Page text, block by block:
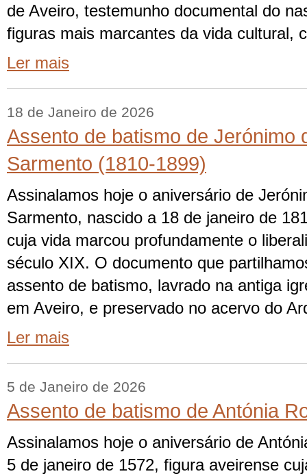
de Aveiro, testemunho documental do
figuras mais marcantes da vida cultural,
Ler mais
18 de Janeiro de 2026
Assento de batismo de Jerónimo
Sarmento (1810-1899)
Assinalamos hoje o aniversário de
Sarmento, nascido a 18 de janeiro de
cuja vida marcou profundamente o
século XIX. O documento que
assento de batismo, lavrado na antiga
em Aveiro, e preservado no acervo do
Ler mais
5 de Janeiro de 2026
Assento de batismo de Antónia
Assinalamos hoje o aniversário de
5 de janeiro de 1572, figura aveirense